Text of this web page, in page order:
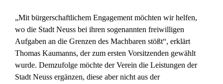
„Mit bürgerschaftlichem Engagement möchten wir helfen,
wo die Stadt Neuss bei ihren sogenannten freiwilligen
Aufgaben an die Grenzen des Machbaren stößt“, erklärt
Thomas Kaumanns, der zum ersten Vorsitzenden gewählt
wurde. Demzufolge möchte der Verein die Leistungen der
Stadt Neuss ergänzen, diese aber nicht aus der